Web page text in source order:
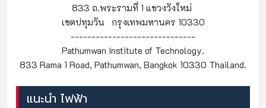
833 ถ.พระรามที่ 1 แขวงวังใหม่
เขตปทุมวัน กรุงเทพมหานคร 10330
------------------------------
Pathumwan Institute of Technology.
833 Rama 1 Road, Pathumwan, Bangkok 10330 Thailand.
แนะนำ ไฟฟ้า